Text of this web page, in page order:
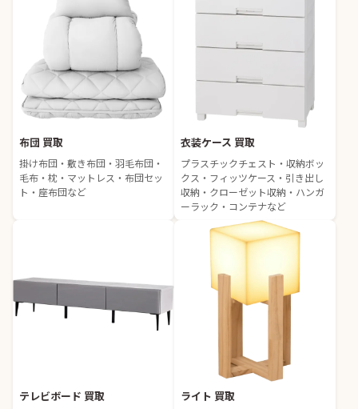
布団 買取
掛け布団・敷き布団・羽毛布団・
毛布・枕・マットレス・布団セッ
ト・座布団など
衣装ケース 買取
プラスチックチェスト・収納ボッ
クス・フィッツケース・引き出し
収納・クローゼット収納・ハンガ
ーラック・コンテナなど
テレビボード 買取 ライト 買取